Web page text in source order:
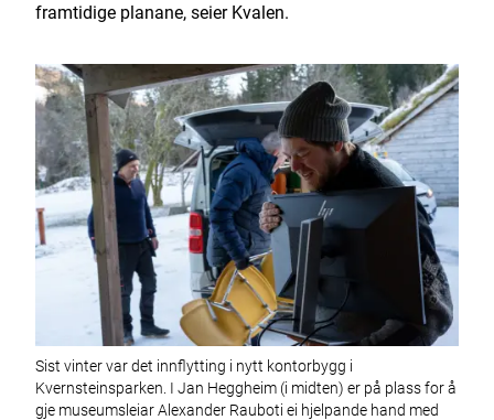
framtidige planane, seier Kvalen.
Sist vinter var det innflytting i nytt kontorbygg i
Kvernsteinsparken. I Jan Heggheim (i midten) er på plass for å
gje museumsleiar Alexander Rauboti ei hjelpande hand med